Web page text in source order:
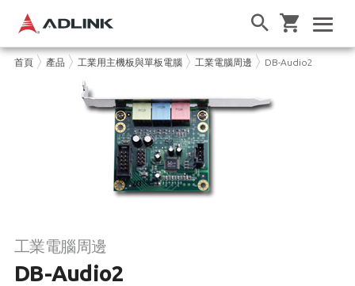
首頁 產品 工業用主機板與單板電腦 工業電腦周邊 DB-Audio2
工業電腦周邊
DB-Audio2